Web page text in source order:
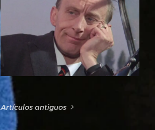
Artículos antiguos